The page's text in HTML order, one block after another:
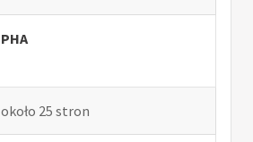
PHA
około 25 stron